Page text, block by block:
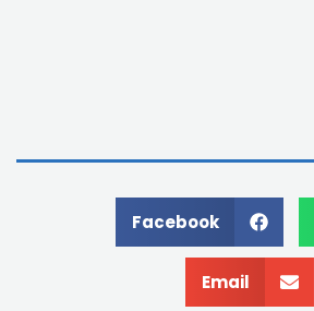
Facebook
Email